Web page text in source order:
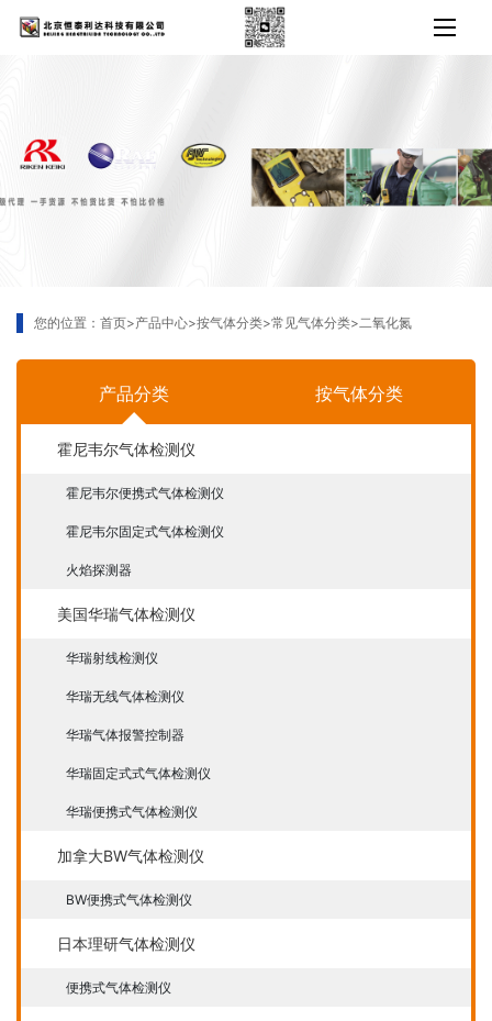
您的位置： 首页>产品中心>按气体分类>常见气体分类>二氧化氮
产品分类 按气体分类
霍尼韦尔气体检测仪
霍尼韦尔便携式气体检测仪
霍尼韦尔固定式气体检测仪
火焰探测器
美国华瑞气体检测仪
华瑞射线检测仪
华瑞无线气体检测仪
华瑞气体报警控制器
华瑞固定式式气体检测仪
华瑞便携式气体检测仪
加拿大BW气体检测仪
BW便携式气体检测仪
日本理研气体检测仪
便携式气体检测仪